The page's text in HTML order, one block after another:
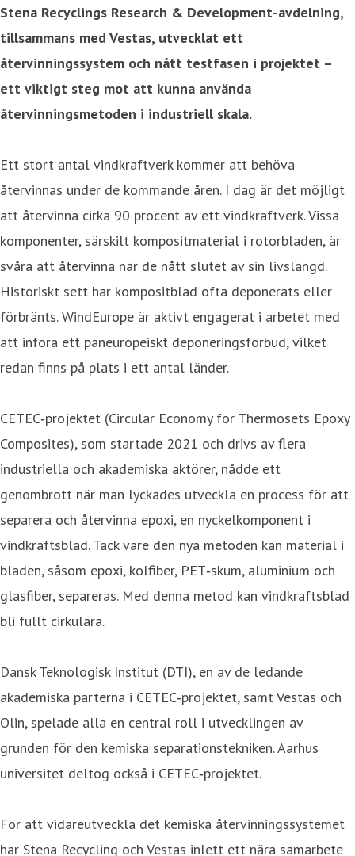
Stena Recyclings Research & Development-avdelning,
tillsammans med Vestas, utvecklat ett
återvinningssystem och nått testfasen i projektet –
ett viktigt steg mot att kunna använda
återvinningsmetoden i industriell skala.
Ett stort antal vindkraftverk kommer att behöva
återvinnas under de kommande åren. I dag är det möjligt
att återvinna cirka 90 procent av ett vindkraftverk. Vissa
komponenter, särskilt kompositmaterial i rotorbladen, är
svåra att återvinna när de nått slutet av sin livslängd.
Historiskt sett har kompositblad ofta deponerats eller
förbränts. WindEurope är aktivt engagerat i arbetet med
att införa ett paneuropeiskt deponeringsförbud, vilket
redan finns på plats i ett antal länder.
CETEC‑projektet (Circular Economy for Thermosets Epoxy
Composites), som startade 2021 och drivs av flera
industriella och akademiska aktörer, nådde ett
genombrott när man lyckades utveckla en process för att
separera och återvinna epoxi, en nyckelkomponent i
vindkraftsblad. Tack vare den nya metoden kan material i
bladen, såsom epoxi, kolfiber, PET‑skum, aluminium och
glasfiber, separeras. Med denna metod kan vindkraftsblad
bli fullt cirkulära.
Dansk Teknologisk Institut (DTI), en av de ledande
akademiska parterna i CETEC‑projektet, samt Vestas och
Olin, spelade alla en central roll i utvecklingen av
grunden för den kemiska separationstekniken. Aarhus
universitet deltog också i CETEC‑projektet.
För att vidareutveckla det kemiska återvinningssystemet
har Stena Recycling och Vestas inlett ett nära samarbete